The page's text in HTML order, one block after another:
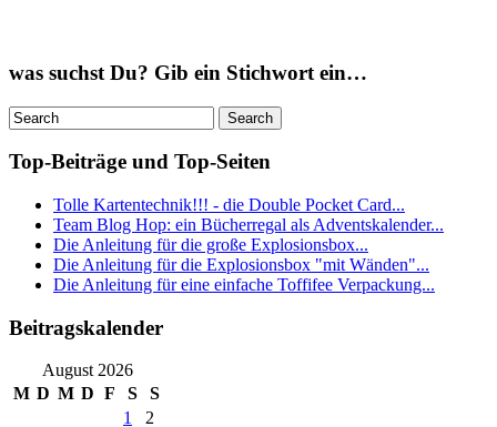
was suchst Du? Gib ein Stichwort ein…
Top-Beiträge und Top-Seiten
Tolle Kartentechnik!!! - die Double Pocket Card...
Team Blog Hop: ein Bücherregal als Adventskalender...
Die Anleitung für die große Explosionsbox...
Die Anleitung für die Explosionsbox "mit Wänden"...
Die Anleitung für eine einfache Toffifee Verpackung...
Beitragskalender
August 2026
M D M D F S
S
1
2